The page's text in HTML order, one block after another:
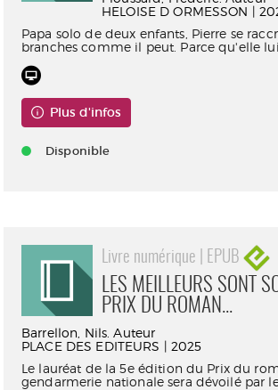
HELOISE D ORMESSON |
Papa solo de deux enfants, Pierre se
branches comme il peut. Parce qu'elle lui
Plus d'infos
Disponible
Livre numérique | EPUB
LES MEILLEURS SONT
PRIX DU ROMAN...
Barrellon, Nils. Auteur
PLACE DES EDITEURS | 2025
Le lauréat de la 5e édition du Prix du
gendarmerie nationale sera dévoilé par le